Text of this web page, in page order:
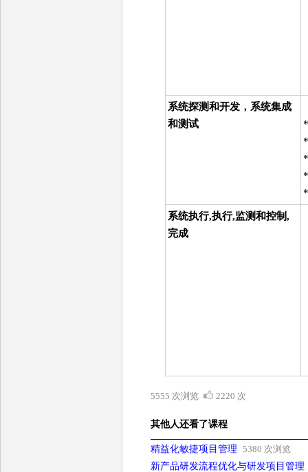
系统探测和开发，系统集成
和测试
系统执行,执行,监测和控制,
完成
5555 次浏览 2220 次
其他人还看了课程
精益化敏捷项目管理 5380 次浏览
新产品研发流程优化与研发项目管理